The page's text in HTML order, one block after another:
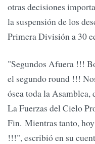
otras decisiones
la suspensión de los
Primera División a 30
"Segundos Afuera !!!
el segundo round !!!
ósea toda la Asamblea,
La Fuerzas del Cielo
Fin. Mientras tanto,
!!!", escribió en su